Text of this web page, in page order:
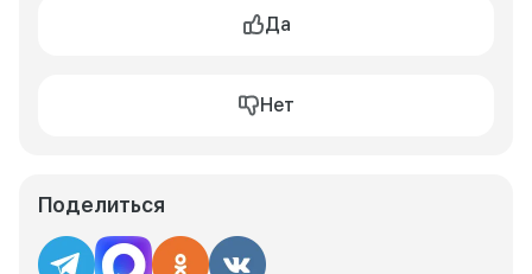
Да
Нет
Поделиться